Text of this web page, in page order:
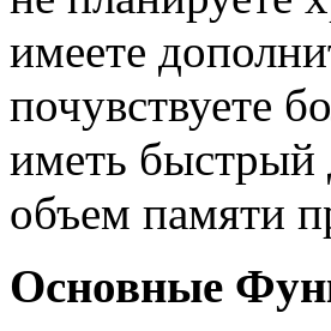
имеете
почувствуете
иметь
объем памяти
Основные